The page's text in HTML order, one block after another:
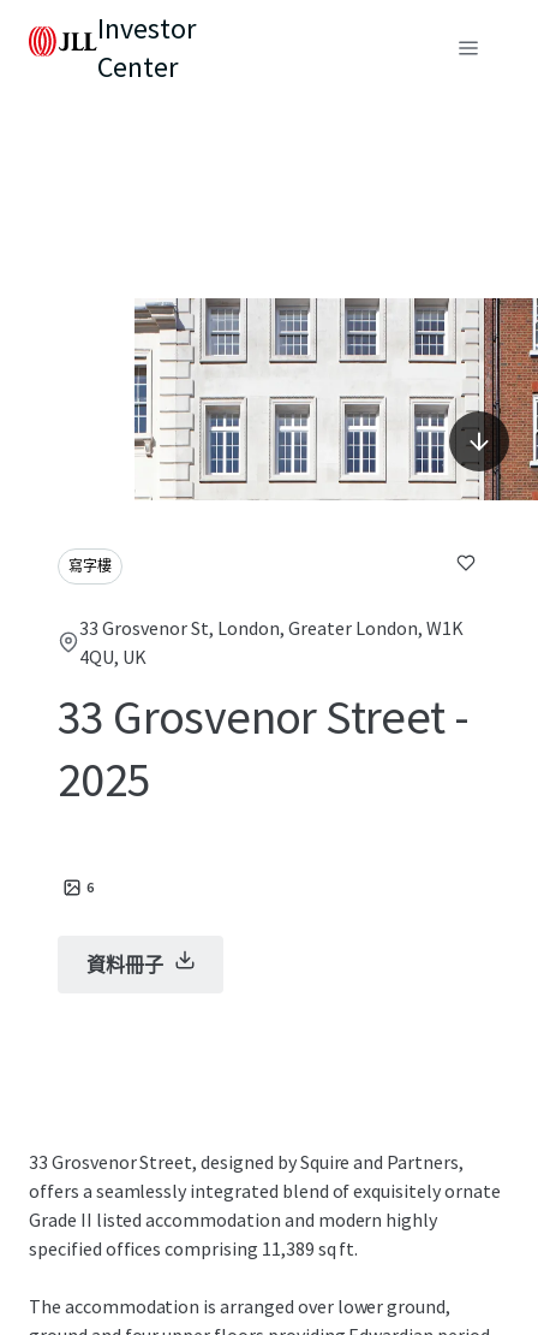
Investor
Center
寫字樓
33 Grosvenor St, London, Greater London, W1K
4QU, UK
33 Grosvenor Street -
2025
6
資料冊子
33 Grosvenor Street, designed by Squire and Partners,
offers a seamlessly integrated blend of exquisitely ornate
Grade II listed accommodation and modern highly
specified offices comprising 11,389 sq ft.
The accommodation is arranged over lower ground,